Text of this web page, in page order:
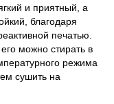
и приятный, а
благодаря
печатью.
можно стирать в
режима
сушить на